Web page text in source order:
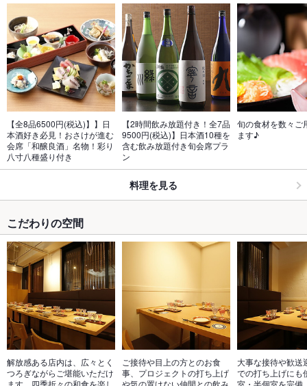
【全8品6500円(税込)】】日
本酒好き必見！おさけが進む
会席「和醸良酒」名物！彩り
八寸八種盛り付き
【2時間飲み放題付き！全7品
9500円(税込)】日本酒10種を
含む飲み放題付き旬会席プラ
ン
旬の食材を数々ご
ます♪
料理を見る
こだわりの空間
解放感ある店内は、広々とく
つろぎながらご堪能いただけ
ます。四季折々の和食を楽し
ご接待や目上の方とのお食
事、プロジェクトの打ち上げ
や気の置けない仲間との飲み
大事な接待や歓送
での打ち上げにも
室・半個室を完備